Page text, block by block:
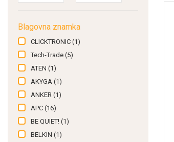
Blagovna znamka
CLICKTRONIC (1)
Tech-Trade (5)
ATEN (1)
AKYGA (1)
ANKER (1)
APC (16)
BE QUIET! (1)
BELKIN (1)